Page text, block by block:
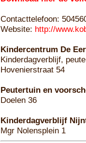
Contacttelefoon:
Website: http://
Kindercentrum De
Kinderdagverblijf,
Hovenierstraat 54
Peutertuin en
Doelen 36
Kinderdagverblijf
Mgr Nolensplein 1